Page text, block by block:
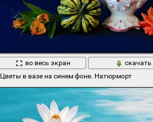
во весь экран
скачать
Цветы в вазе на синем фоне. Натюрморт